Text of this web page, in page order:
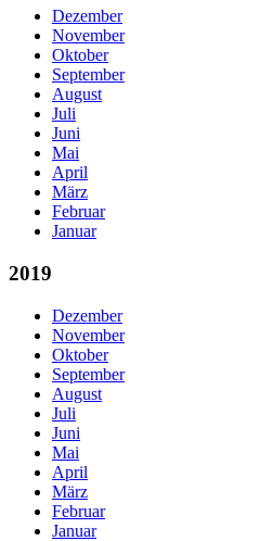
Dezember
November
Oktober
September
August
Juli
Juni
Mai
April
März
Februar
Januar
2019
Dezember
November
Oktober
September
August
Juli
Juni
Mai
April
März
Februar
Januar